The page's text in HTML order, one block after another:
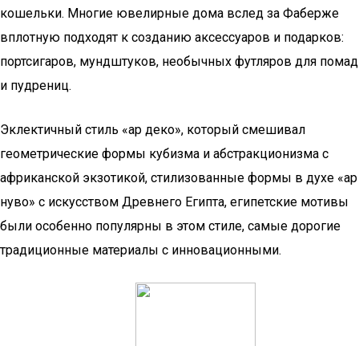
кошельки. Многие ювелирные дома вслед за Фаберже
вплотную подходят к созданию аксессуаров и подарков:
портсигаров, мундштуков, необычных футляров для помад
и пудрениц.
Эклектичный стиль «ар деко», который смешивал
геометрические формы кубизма и абстракционизма с
африканской экзотикой, стилизованные формы в духе «ар
нуво» с искусством Древнего Египта, египетские мотивы
были особенно популярны в этом стиле, самые дорогие
традиционные материалы с инновационными.